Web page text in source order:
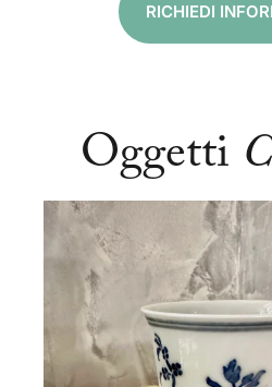
RICHIEDI
Oggetti